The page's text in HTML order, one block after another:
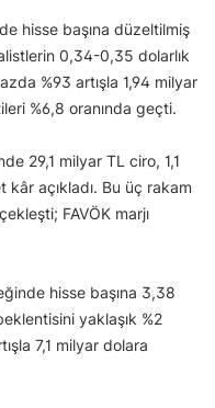
hisse başına düzeltilmiş
0,34-0,35 dolarlık
%93 artışla 1,94 milyar
%6,8 oranında geçti.
29,1 milyar TL ciro, 1,1
açıkladı. Bu üç rakam
FAVÖK marjı
hisse başına 3,38
yaklaşık %2
7,1 milyar dolara